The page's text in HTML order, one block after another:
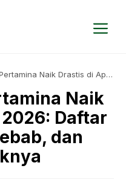
Naik Drastis di April
Naik
Daftar
dan